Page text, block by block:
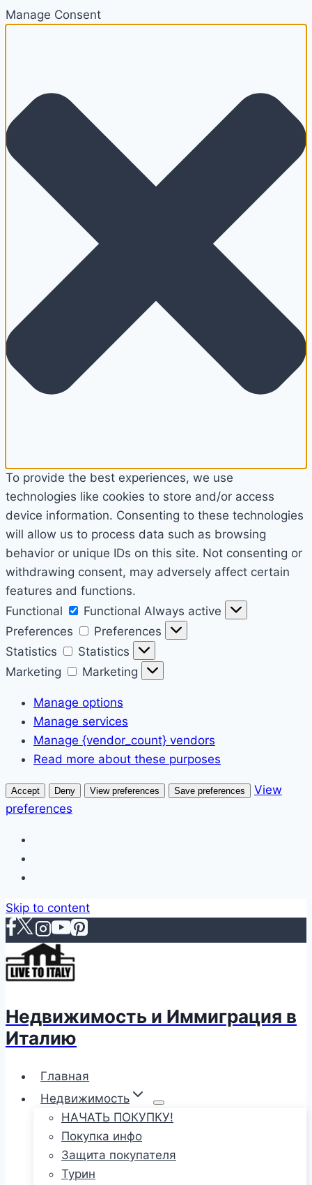
Manage Consent
To provide the best experiences, we use
technologies like cookies to store and/or access
device information. Consenting to these technologies
will allow us to process data such as browsing
behavior or unique IDs on this site. Not consenting or
withdrawing consent, may adversely affect certain
features and functions.
Functional
Functional Always active
Preferences
Preferences
Statistics
Statistics
Marketing
Marketing
Manage options
Manage services
Manage {vendor_count} vendors
Read more about these purposes
Accept Deny View preferences Save preferences
View
preferences
Skip to content
Недвижимость и Иммиграция в
Италию
Главная
Недвижимость
НАЧАТЬ ПОКУПКУ!
Покупка инфо
Защита покупателя
Турин